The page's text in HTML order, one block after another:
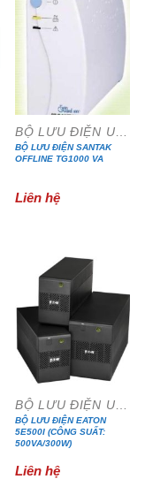
BỘ LƯU ĐIỆN UPS
BỘ LƯU ĐIỆN SANTAK
OFFLINE TG1000 VA
Liên hệ
BỘ LƯU ĐIỆN UPS
BỘ LƯU ĐIỆN EATON
5E500I (CÔNG SUẤT:
500VA/300W)
Liên hệ